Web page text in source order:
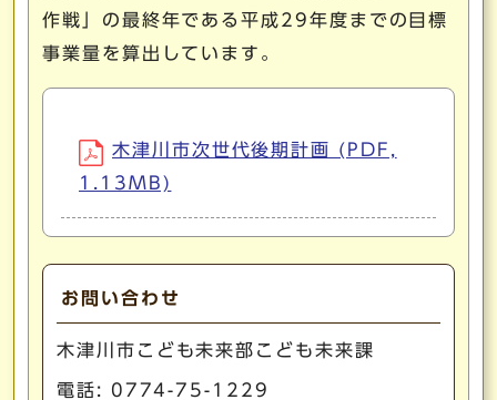
作戦」の最終年である平成29年度までの目標
事業量を算出しています。
木津川市次世代後期計画 (PDF,
1.13MB)
お問い合わせ
木津川市こども未来部こども未来課
電話: 0774-75-1229